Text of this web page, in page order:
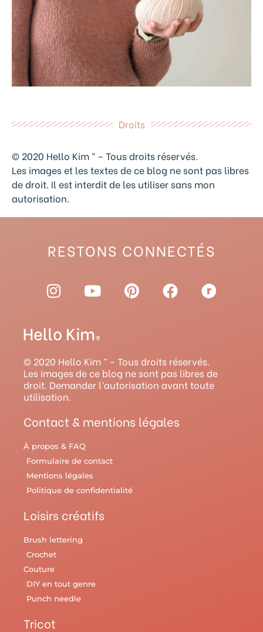
Droits
© 2020 Hello Kim ™ – Tous droits réservés.
Les images et les textes de ce blog ne sont pas libres
de droit. Il est interdit de les utiliser sans mon
autorisation.
RESTONS CONNECTÉS
I
n
t
a
g
r
a
m
Y
o
t
u
b
e
P
i
r
e
s
F
a
o
o
k
R
a
y
© 2020 Hello Kim ™ – Tous droits réservés.
Les images de ce blog ne sont pas libres de
droit. Demander l’autorisation avant toute
utilisation.
Contact & mentions légales
À propos & FAQ
Formulaire de contact
Mentions légales
Politique de confidentialité
Loisirs créatifs
Brush lettering
Crochet
Couture
DIY en tout genre
Punch needle
Tricot